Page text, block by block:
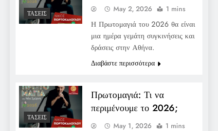
ΤΆΣΕΙΣ
May 2, 2026 1 mins
Η Πρωτομαγιά του 2026 θα είναι
μια ημέρα γεμάτη συγκινήσεις και
δράσεις στην Αθήνα.
Διαβάστε περισσότερα
ΤΆΣΕΙΣ
Πρωτομαγιά: Τι να
περιμένουμε το 2026;
May 1, 2026 1 mins